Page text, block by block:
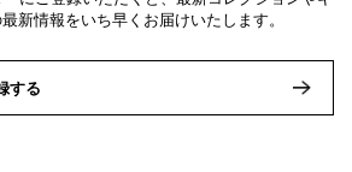
新情報をいち早くお届けいたします。
する